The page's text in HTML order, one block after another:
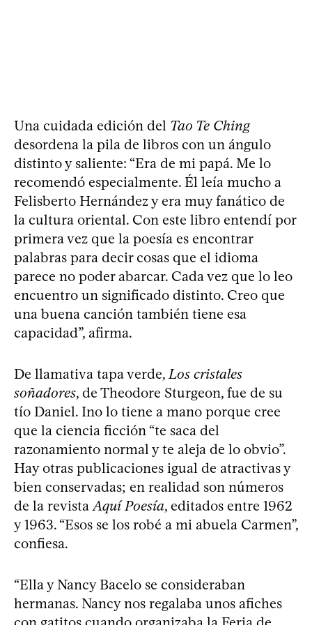
Una cuidada edición del Tao Te Ching
desordena la pila de libros con un ángulo
distinto y saliente: “Era de mi papá. Me lo
recomendó especialmente. Él leía mucho a
Felisberto Hernández y era muy fanático de
la cultura oriental. Con este libro entendí por
primera vez que la poesía es encontrar
palabras para decir cosas que el idioma
parece no poder abarcar. Cada vez que lo leo
encuentro un significado distinto. Creo que
una buena canción también tiene esa
capacidad”, afirma.
De llamativa tapa verde, Los cristales
soñadores, de Theodore Sturgeon, fue de su
tío Daniel. Ino lo tiene a mano porque cree
que la ciencia ficción “te saca del
razonamiento normal y te aleja de lo obvio”.
Hay otras publicaciones igual de atractivas y
bien conservadas; en realidad son números
de la revista Aquí Poesía, editados entre 1962
y 1963. “Esos se los robé a mi abuela Carmen”,
confiesa.
“Ella y Nancy Bacelo se consideraban
hermanas. Nancy nos regalaba unos afiches